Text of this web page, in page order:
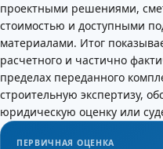
проектными решениями,
стоимостью и доступными
материалами. Итог
расчетного и частично
пределах переданного
строительную экспертизу,
юридическую оценку или
ПЕРВИЧНАЯ ОЦЕНКА